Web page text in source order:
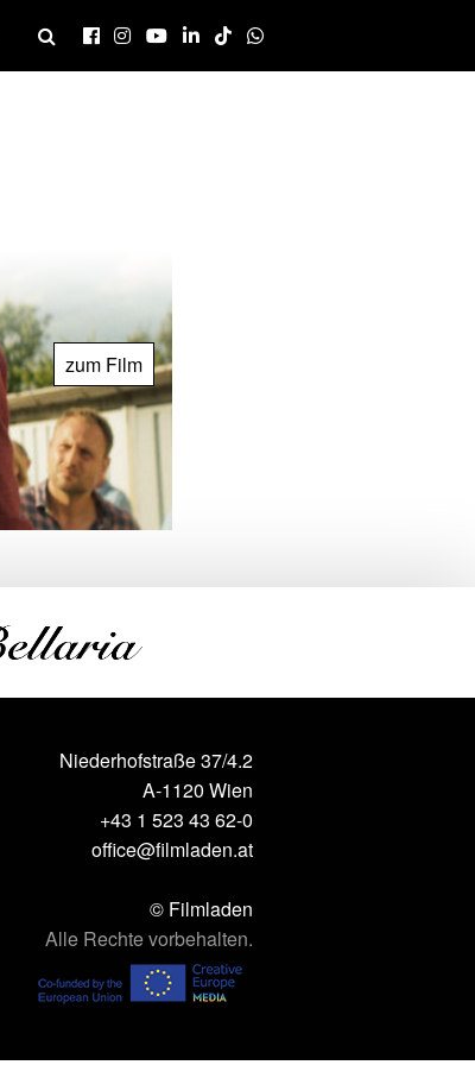
zum Film
Niederhofstraße 37/4.2
A-1120 Wien
+43 1 523 43 62-0
office@filmladen.at
© Filmladen
Alle Rechte vorbehalten.